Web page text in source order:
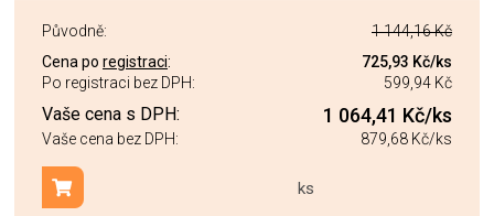
Původně:
1 144,16 Kč
Cena po registraci: 725,93 Kč/ks
Po registraci bez DPH:
599,94 Kč
Vaše cena s DPH: 1 064,41 Kč/ks
Vaše cena bez DPH: 879,68 Kč/ks
ks
Přidat do košíku